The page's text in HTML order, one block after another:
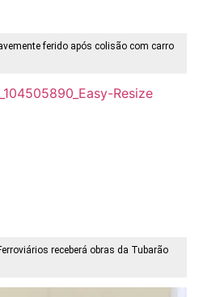
ferido após colisão com carro
receberá obras da Tubarão